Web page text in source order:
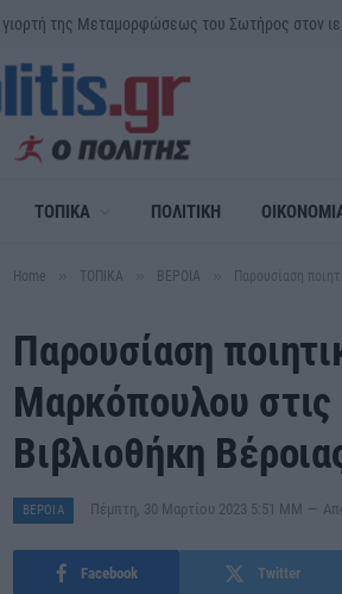
ΤΟΠΙΚΑ ΠΟΛΙΤΙΚΗ
Home ΤΟΠΙΚΑ ΒΕΡΟΙΑ Παρουσίαση
Παρουσίαση
Μαρκόπουλου στις
Βιβλιοθήκη
ΒΕΡΟΙΑ Πέμπτη, 30 Μαρτίου 2023 5:51 ΜΜ
Facebook Twitter